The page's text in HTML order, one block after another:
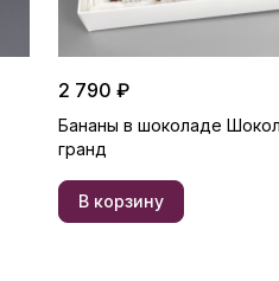
2 790 ₽
Бананы в шоколаде
гранд
В корзину